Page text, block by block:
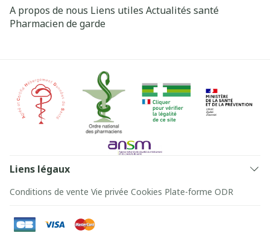
A propos de nous Liens utiles Actualités santé
Pharmacien de garde
Liens légaux
Conditions de vente Vie privée Cookies Plate-forme ODR